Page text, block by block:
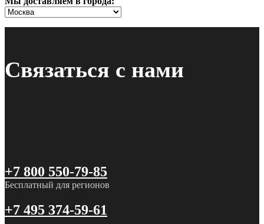
Связаться с нами
+7 800 550-79-85
Бесплатный для регионов
+7 495 374-59-61